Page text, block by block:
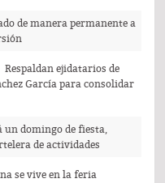
de manera permanente a
Respaldan ejidatarios de
García para consolidar
domingo de fiesta,
de actividades
se vive en la feria